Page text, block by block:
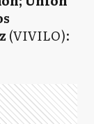
(VIVILO):